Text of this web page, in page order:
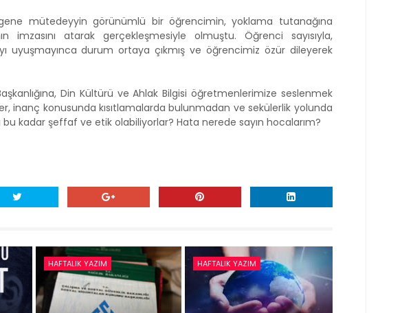
mütedeyyin görünümlü bir öğrencimin, yoklama tutanağına
imzasını atarak gerçekleşmesiyle olmuştu. Öğrenci sayısıyla,
uyuşmayınca durum ortaya çıkmış ve öğrencimiz özür dileyerek
Din Kültürü ve Ahlak Bilgisi öğretmenlerimize seslenmek
inanç konusunda kısıtlamalarda bulunmadan ve sekülerlik yolunda
bu kadar şeffaf ve etik olabiliyorlar? Hata nerede sayın hocalarım?
HAFTALIK YAZIM HAFTALIK YAZIM